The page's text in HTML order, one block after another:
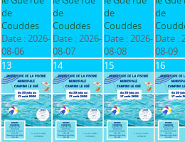
de
Couddes
Date :2026-
08-06
de
Couddes
Date :2026-
08-07
de
Couddes
Date :2026-
08-08
de
Date :
08-09
13 14 15 16